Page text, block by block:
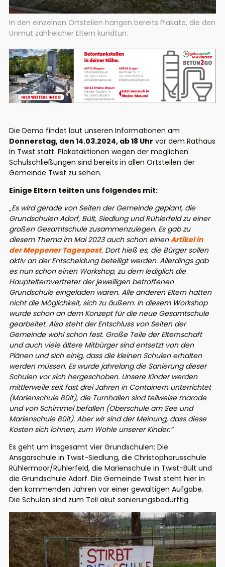
In den einzelnen Ortsteilen hängen bereits Plakate, die den
Unmut zahlreicher Eltern kundtun.
Die Demo findet laut unseren Informationen am
Donnerstag, den 14.03.2024, ab 18 Uhr vor dem Rathaus
in Twist statt. Plakataktionen wegen der möglichen
Schulschließungen sind bereits in allen Ortsteilen der
Gemeinde Twist zu sehen.
Einige Eltern teilten uns folgendes mit:
„Es wird gerade von Seiten der Gemeinde geplant, die
Grundschulen Adorf, Bült, Siedlung und Rühlerfeld zu einer
großen Gesamtschule zusammenzulegen. Es gab zu
diesem Thema im Mai 2023 auch schon einenArtikel in
der Meppener Tagespost. Dort hieß es, die Bürger sollen
aktiv an der Entscheidung beteiligt werden. Allerdings gab
es nun schon einen Workshop, zu dem lediglich die
Hauptelternvertreter der jeweiligen betroffenen
Grundschule eingeladen waren. Alle anderen Eltern hatten
nicht die Möglichkeit, sich zu äußern. In diesem Workshop
wurde schon an dem Konzept für die neue Gesamtschule
gearbeitet. Also steht der Entschluss von Seiten der
Gemeinde wohl schon fest. Große Teile der Elternschaft
und auch viele ältere Mitbürger sind entsetzt von den
Plänen und sich einig, dass die kleinen Schulen erhalten
werden müssen. Es wurde jahrelang die Sanierung dieser
Schulen vor sich hergeschoben. Unsere Kinder werden
mittlerweile seit fast drei Jahren in Containern unterrichtet
(Marienschule Bült), die Turnhallen sind teilweise marode
und von Schimmel befallen (Oberschule am See und
Marienschule Bült). Aber wir sind der Meinung, dass diese
Kosten sich lohnen, zum Wohle unserer Kinder.“
Es geht um insgesamt vier Grundschulen: Die
Ansgarschule in Twist-Siedlung, die Christophorusschule
Rühlermoor/Rühlerfeld, die Marienschule in Twist-Bült und
die Grundschule Adorf. Die Gemeinde Twist steht hier in
den kommenden Jahren vor einer gewaltigen Aufgabe.
Die Schulen sind zum Teil akut sanierungsbedürftig.